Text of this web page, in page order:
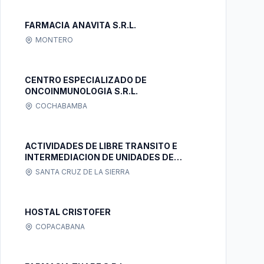
FARMACIA ANAVITA S.R.L.
MONTERO
CENTRO ESPECIALIZADO DE
ONCOINMUNOLOGIA S.R.L.
COCHABAMBA
ACTIVIDADES DE LIBRE TRANSITO E
INTERMEDIACION DE UNIDADES DE
SERVICIO S.R.L.
SANTA CRUZ DE LA SIERRA
HOSTAL CRISTOFER
COPACABANA